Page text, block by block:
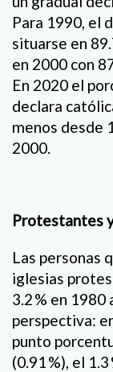
Para 1990, el
situarse en
en 2000 con
En 2020 el
declara
menos desde
2000.
Protestantes
Las personas
iglesias
3.2 % en 1980
perspectiva:
punto
(0.91 %), el